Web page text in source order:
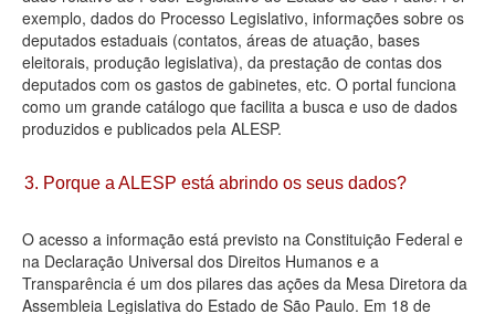
Perguntas frequentes
Contato
exemplo, dados do Processo Legislativo, informações sobre os
deputados estaduais (contatos, áreas de atuação, bases
eleitorais, produção legislativa), da prestação de contas dos
deputados com os gastos de gabinetes, etc. O portal funciona
como um grande catálogo que facilita a busca e uso de dados
produzidos e publicados pela ALESP.
3. Porque a ALESP está abrindo os seus dados?
O acesso a informação está previsto na Constituição Federal e
na Declaração Universal dos Direitos Humanos e a
Transparência é um dos pilares das ações da Mesa Diretora da
Assembleia Legislativa do Estado de São Paulo. Em 18 de